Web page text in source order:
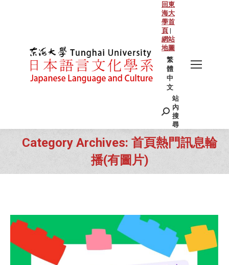
回東
海大
學首
頁 |
網站
地圖
繁
體
中
文
Search:
站
內
搜
尋
Category Archives: 首頁熱門訊息輪
播(有圖片)
You are here: